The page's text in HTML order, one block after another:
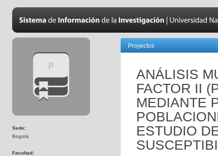
Sede:
Bogotá
Facultad:
Proyectos
ANÁLISIS
FACTOR II
MEDIANTE
ESTUDIO